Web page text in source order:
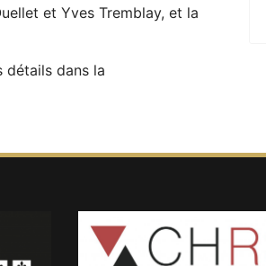
et Yves Tremblay, et la
détails dans la